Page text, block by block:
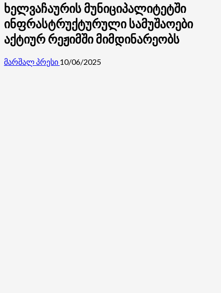
ხელვაჩაურის მუნიციპალიტეტში
ინფრასტრუქტურული სამუშაოები
აქტიურ რეჟიმში მიმდინარეობს
მარშალ პრესი 10/06/2025